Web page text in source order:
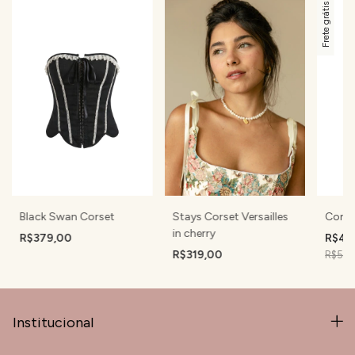
Black Swan Corset
R$379,00
Stays Corset Versailles
in cherry
R$319,00
Frete grátis
Institucional